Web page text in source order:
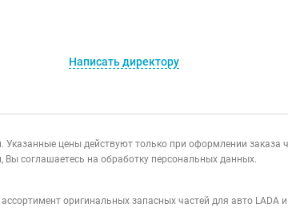
Написать директору
цены действуют только при оформлении заказа
соглашаетесь на обработку персональных данных.
оригинальных запасных частей для авто